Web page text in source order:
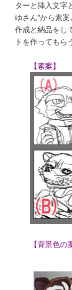
ターと挿入文字
ゆさん”から素
作成と納品をし
トを作ってもら
【素案】
【背景色の